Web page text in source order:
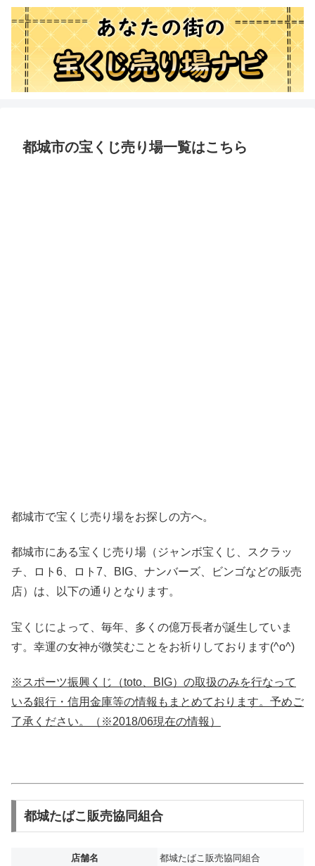
都城市の宝くじ売り場一覧はこちら
都城市で宝くじ売り場をお探しの方へ。
都城市にある宝くじ売り場（ジャンボ宝くじ、スクラッ
チ、ロト6、ロト7、BIG、ナンバーズ、ビンゴなどの販売
店）は、以下の通りとなります。
宝くじによって、毎年、多くの億万長者が誕生していま
す。幸運の女神が微笑むことをお祈りしております(^o^)
※スポーツ振興くじ（toto、BIG）の取扱のみを行なって
いる銀行・信用金庫等の情報もまとめております。予めご
了承ください。（※2018/06現在の情報）
都城たばこ販売協同組合
店舗名
都城たばこ販売協同組合